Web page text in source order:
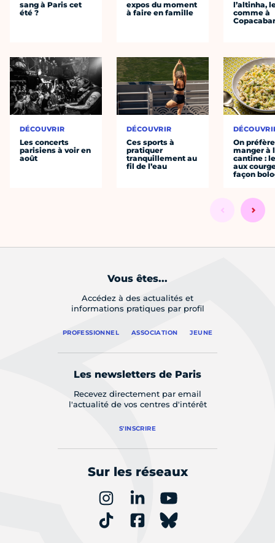
sang à Paris cet
été ?
DÉCOUVRIR
Les concerts
parisiens à voir en
août
expos du moment
à faire en famille
DÉCOUVRIR
Ces sports à
pratiquer
tranquillement au
fil de l’eau
l’altinha,
comme à
On préfère
manger à
cantine :
aux
façon
Vous êtes...
Accédez à des actualités et
informations pratiques par profil
PROFESSIONNEL ASSOCIATION JEUNE
Les newsletters de Paris
Recevez directement par email
l'actualité de vos centres d'intérêt
S'INSCRIRE
Sur les réseaux